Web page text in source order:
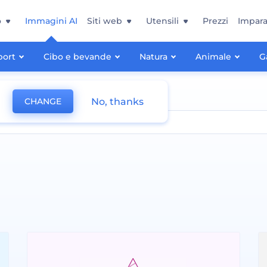
Immagini AI
Cibo e bevande Natura Animale
Siti web Utensili Prezzi
CHANGE No, thanks